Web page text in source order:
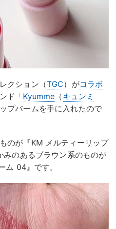
クション（TGC）がコラボ
ド「Kyumme （ キュンミ
プバームを手に入れたので
のが『KM メルティーリップ
のあるブラウン系のものが
ム 04』です。